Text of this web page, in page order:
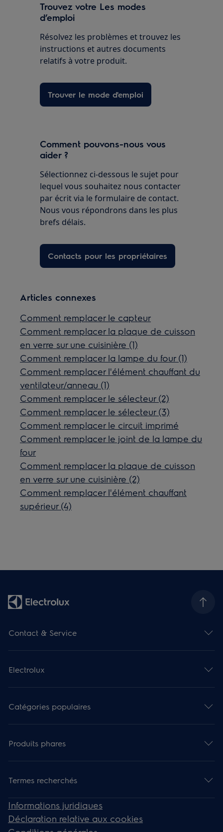
Trouvez votre Les modes
d’emploi
Résolvez les problèmes et trouvez les
instructions et autres documents
relatifs à votre produit.
Trouver le mode d'emploi
Comment pouvons-nous vous
aider ?
Sélectionnez ci-dessous le sujet pour
lequel vous souhaitez nous contacter
par écrit via le formulaire de contact.
Nous vous répondrons dans les plus
brefs délais.
Contacts pour les propriétaires
Articles connexes
Comment remplacer le capteur
Comment remplacer la plaque de cuisson
en verre sur une cuisinière (1)
Comment remplacer la lampe du four (1)
Comment remplacer l'élément chauffant du
ventilateur/anneau (1)
Comment remplacer le sélecteur (2)
Comment remplacer le sélecteur (3)
Comment remplacer le circuit imprimé
Comment remplacer le joint de la lampe du
four
Comment remplacer la plaque de cuisson
en verre sur une cuisinière (2)
Comment remplacer l'élément chauffant
supérieur (4)
Contact & Service
Electrolux
Catégories populaires
Produits phares
Termes recherchés
Informations juridiques
Déclaration relative aux cookies